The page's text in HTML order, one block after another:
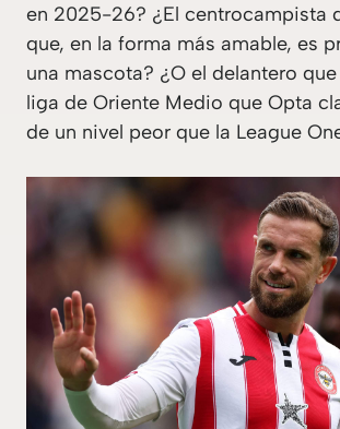
en 2025-26? ¿El centrocampista
que, en la forma más amable, es
una mascota? ¿O el delantero
liga de Oriente Medio que Opta
de un nivel peor que la League